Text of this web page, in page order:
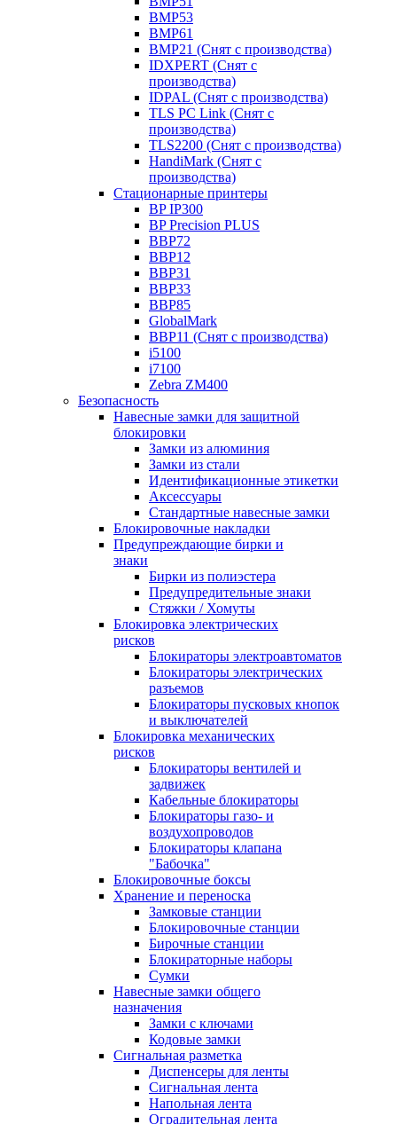
BMP53
BMP61
BMP21 (Снят с производства)
IDXPERT (Снят с
производства)
IDPAL (Снят с производства)
TLS PC Link (Снят с
производства)
TLS2200 (Снят с производства)
HandiMark (Снят с
производства)
Стационарные принтеры
BP IP300
BP Precision PLUS
BBP72
BBP12
BBP31
BBP33
BBP85
GlobalMark
BBP11 (Снят с производства)
i5100
i7100
Zebra ZM400
Безопасность
Навесные замки для защитной
блокировки
Замки из алюминия
Замки из стали
Идентификационные этикетки
Аксессуары
Стандартные навесные замки
Блокировочные накладки
Предупреждающие бирки и
знаки
Бирки из полиэстера
Предупредительные знаки
Стяжки / Хомуты
Блокировка электрических
рисков
Блокираторы электроавтоматов
Блокираторы электрических
разъемов
Блокираторы пусковых кнопок
и выключателей
Блокировка механических
рисков
Блокираторы вентилей и
задвижек
Кабельные блокираторы
Блокираторы газо- и
воздухопроводов
Блокираторы клапана
"Бабочка"
Блокировочные боксы
Хранение и переноска
Замковые станции
Блокировочные станции
Бирочные станции
Блокираторные наборы
Сумки
Навесные замки общего
назначения
Замки с ключами
Кодовые замки
Сигнальная разметка
Диспенсеры для ленты
Сигнальная лента
Напольная лента
Оградительная лента